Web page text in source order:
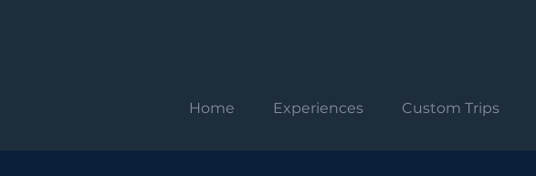
Home Experiences Custom Trips